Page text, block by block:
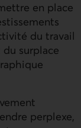
en place
du travail
surplace
perplexe,